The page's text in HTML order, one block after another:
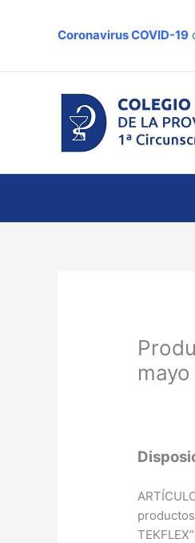
Coronavirus COVID-19